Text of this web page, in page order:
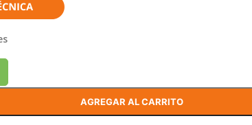
AGREGAR AL CARRITO